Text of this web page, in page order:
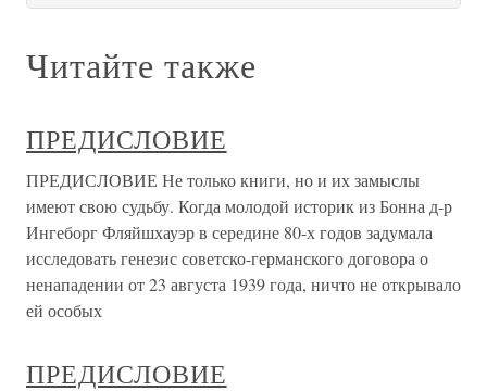
Читайте также
ПРЕДИСЛОВИЕ
ПРЕДИСЛОВИЕ Не только книги, но и их замыслы
имеют свою судьбу. Когда моло­дой историк из Бонна д-р
Ингеборг Фляйшхауэр в середине 80-х годов задумала
исследовать генезис советско-германского договора о
ненапа­дении от 23 августа 1939 года, ничто не открывало
ей особых
ПРЕДИСЛОВИЕ